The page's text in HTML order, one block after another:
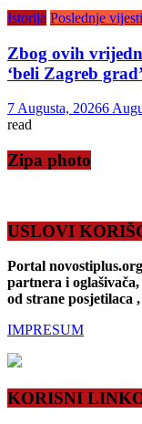
Istorija Poslednje vijesti
Zbog ovih
‘beli Zagreb
7 Augusta, 20266
read
Zipa photo
USLOVI
Portal
partnera i
od strane posjetilaca
IMPRESUM
KORISNI